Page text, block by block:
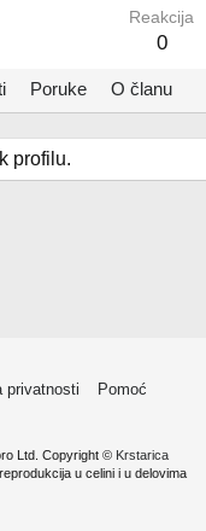
Reakcija
0
Poruke O članu
profilu.
privatnosti
Pomoć
Ltd. Copyright © Krstarica
u celini i u delovima